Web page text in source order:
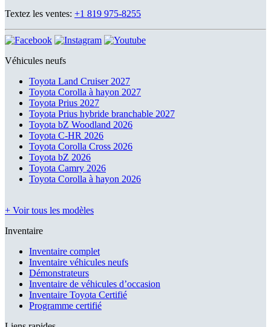
Textez les ventes: +1 819 975-8255
Véhicules neufs
Toyota Land Cruiser 2027
Toyota Corolla à hayon 2027
Toyota Prius 2027
Toyota Prius hybride branchable 2027
Toyota bZ Woodland 2026
Toyota C-HR 2026
Toyota Corolla Cross 2026
Toyota bZ 2026
Toyota Camry 2026
Toyota Corolla à hayon 2026
+ Voir tous les modèles
Inventaire
Inventaire complet
Inventaire véhicules neufs
Démonstrateurs
Inventaire de véhicules d’occasion
Inventaire Toyota Certifié
Programme certifié